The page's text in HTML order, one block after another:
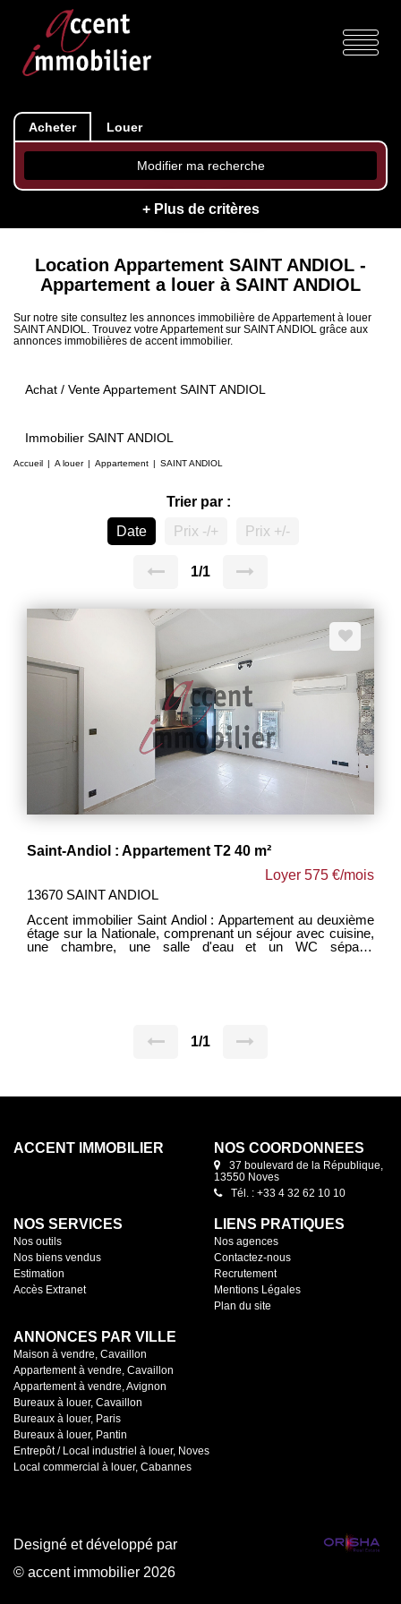
Acheter Louer
Modifier ma recherche
+ Plus de critères
Location Appartement SAINT ANDIOL -
Appartement a louer à SAINT ANDIOL
Sur notre site consultez les annonces immobilière de Appartement à louer
SAINT ANDIOL. Trouvez votre Appartement sur SAINT ANDIOL grâce aux
annonces immobilières de accent immobilier.
Achat / Vente Appartement SAINT ANDIOL
Immobilier SAINT ANDIOL
Accueil A louer Appartement SAINT ANDIOL
Trier par :
Date
Prix -/+ Prix +/-
1/1
Saint-Andiol : Appartement T2 40 m²
Loyer 575 €/mois
13670 SAINT ANDIOL
Accent immobilier Saint Andiol : Appartement au deuxième
étage sur la Nationale, comprenant un séjour avec cuisine,
une chambre, une salle d'eau et un WC séparé.
1/1
ACCENT IMMOBILIER NOS COORDONNÉES
37 boulevard de la République,
13550 Noves
Tél. : +33 4 32 62 10 10
NOS SERVICES
Nos outils
Nos biens vendus
Estimation
Accès Extranet
LIENS PRATIQUES
Nos agences
Contactez-nous
Recrutement
Mentions Légales
Plan du site
ANNONCES PAR VILLE
Maison à vendre, Cavaillon
Appartement à vendre, Cavaillon
Appartement à vendre, Avignon
Bureaux à louer, Cavaillon
Bureaux à louer, Paris
Bureaux à louer, Pantin
Entrepôt / Local industriel à louer, Noves
Local commercial à louer, Cabannes
Designé et développé par
© accent immobilier 2026